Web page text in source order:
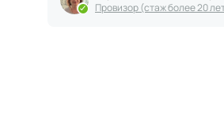
Провизор (стаж более 20